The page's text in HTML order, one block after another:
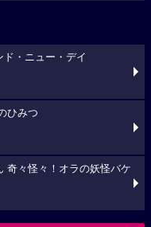
・ニュー・デイ
ひみつ
々怪々！オラの妖怪バケ